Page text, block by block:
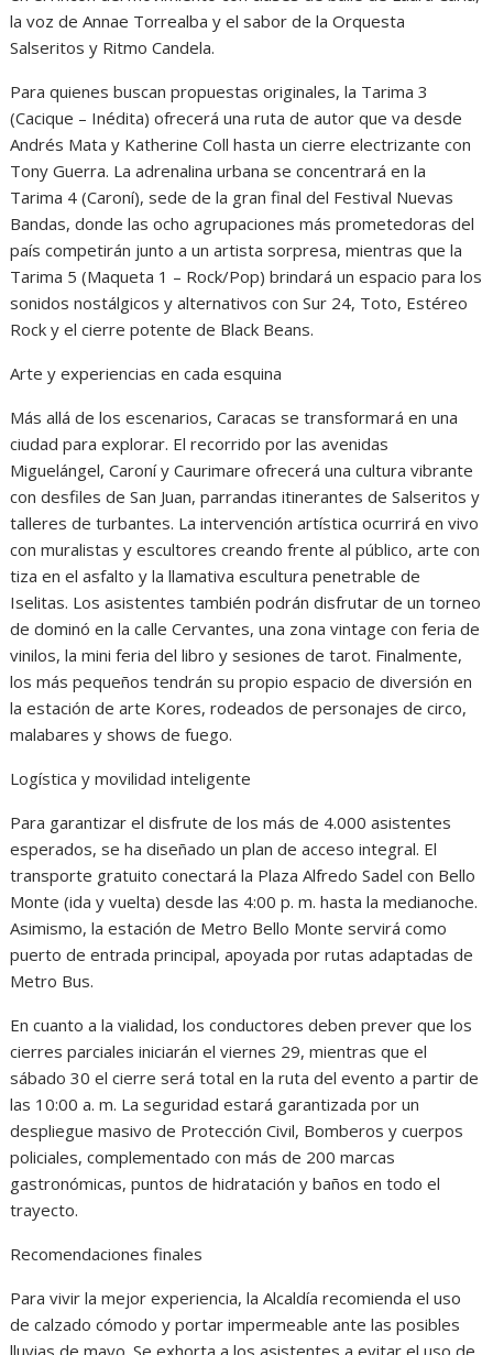
la voz de Annae Torrealba y el sabor de la Orquesta
Salseritos y Ritmo Candela.
Para quienes buscan propuestas originales, la Tarima 3
(Cacique – Inédita) ofrecerá una ruta de autor que va desde
Andrés Mata y Katherine Coll hasta un cierre electrizante con
Tony Guerra. La adrenalina urbana se concentrará en la
Tarima 4 (Caroní), sede de la gran final del Festival Nuevas
Bandas, donde las ocho agrupaciones más prometedoras del
país competirán junto a un artista sorpresa, mientras que la
Tarima 5 (Maqueta 1 – Rock/Pop) brindará un espacio para los
sonidos nostálgicos y alternativos con Sur 24, Toto, Estéreo
Rock y el cierre potente de Black Beans.
Arte y experiencias en cada esquina
Más allá de los escenarios, Caracas se transformará en una
ciudad para explorar. El recorrido por las avenidas
Miguelángel, Caroní y Caurimare ofrecerá una cultura vibrante
con desfiles de San Juan, parrandas itinerantes de Salseritos y
talleres de turbantes. La intervención artística ocurrirá en vivo
con muralistas y escultores creando frente al público, arte con
tiza en el asfalto y la llamativa escultura penetrable de
Iselitas. Los asistentes también podrán disfrutar de un torneo
de dominó en la calle Cervantes, una zona vintage con feria de
vinilos, la mini feria del libro y sesiones de tarot. Finalmente,
los más pequeños tendrán su propio espacio de diversión en
la estación de arte Kores, rodeados de personajes de circo,
malabares y shows de fuego.
Logística y movilidad inteligente
Para garantizar el disfrute de los más de 4.000 asistentes
esperados, se ha diseñado un plan de acceso integral. El
transporte gratuito conectará la Plaza Alfredo Sadel con Bello
Monte (ida y vuelta) desde las 4:00 p. m. hasta la medianoche.
Asimismo, la estación de Metro Bello Monte servirá como
puerto de entrada principal, apoyada por rutas adaptadas de
Metro Bus.
En cuanto a la vialidad, los conductores deben prever que los
cierres parciales iniciarán el viernes 29, mientras que el
sábado 30 el cierre será total en la ruta del evento a partir de
las 10:00 a. m. La seguridad estará garantizada por un
despliegue masivo de Protección Civil, Bomberos y cuerpos
policiales, complementado con más de 200 marcas
gastronómicas, puntos de hidratación y baños en todo el
trayecto.
Recomendaciones finales
Para vivir la mejor experiencia, la Alcaldía recomienda el uso
de calzado cómodo y portar impermeable ante las posibles
lluvias de mayo. Se exhorta a los asistentes a evitar el uso de